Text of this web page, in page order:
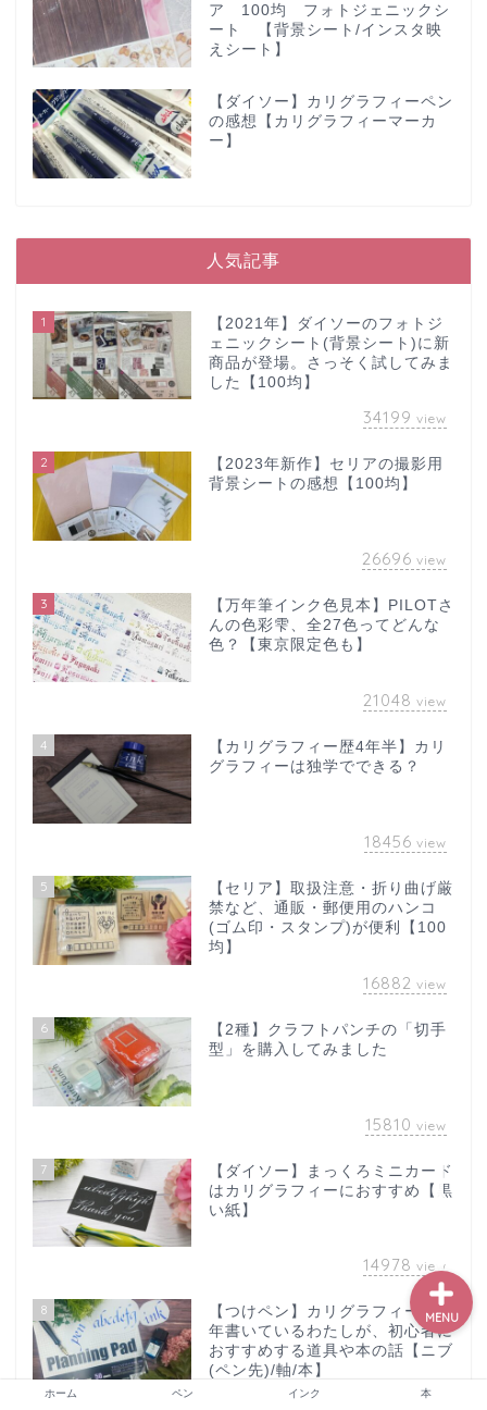
ア 100均 フォトジェニックシ
ート 【背景シート/インスタ映
えシート】
【ダイソー】カリグラフィーペン
の感想【カリグラフィーマーカ
ー】
人気記事
1
【2021年】ダイソーのフォトジ
ェニックシート(背景シート)に新
商品が登場。さっそく試してみま
した【100均】
34199 view
2
【2023年新作】セリアの撮影用
背景シートの感想【100均】
26696 view
3
【万年筆インク色見本】PILOTさ
んの色彩雫、全27色ってどんな
色？【東京限定色も】
21048 view
4
【カリグラフィー歴4年半】カリ
グラフィーは独学でできる？
18456 view
5
【セリア】取扱注意・折り曲げ厳
禁など、通販・郵便用のハンコ
(ゴム印・スタンプ)が便利【100
均】
16882 view
6
【2種】クラフトパンチの「切手
型」を購入してみました
15810 view
7
【ダイソー】まっくろミニカード
はカリグラフィーにおすすめ【黒
い紙】
14978 view
8
【つけペン】カリグラフィーを5
年書いているわたしが、初心者に
おすすめする道具や本の話【ニブ
(ペン先)/軸/本】
ホーム ペン インク 本
MENU
インク
本